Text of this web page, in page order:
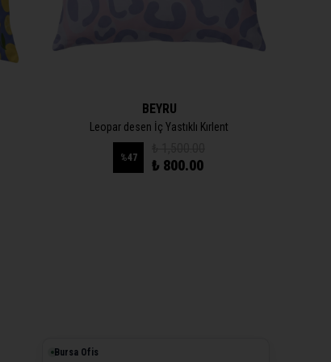
BEYRU
Leopar desen İç Yastıklı Kırlent
%47 ₺ 800.00
Bursa Ofis